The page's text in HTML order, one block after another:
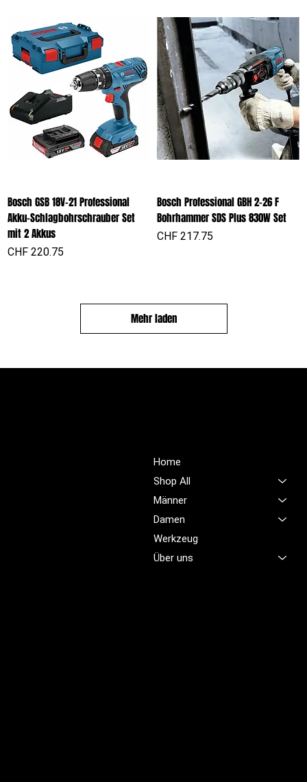
Bosch GSB 18V-21 Professional
Akku-Schlagbohrschrauber Set
mit 2 Akkus
Preis
CHF 220.75
Bosch Professional GBH 2-26 F
Bohrhammer SDS Plus 830W Set
Preis
CHF 217.75
Mehr laden
Home
Shop All
Männer
Damen
Werkzeug
Über uns